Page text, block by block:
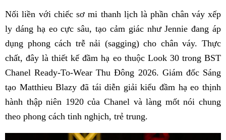
Nối liền với chiếc sơ mi thanh lịch là phần chân váy xếp
ly dáng hạ eo cực sâu, tạo cảm giác như Jennie đang áp
dụng phong cách trễ nải (sagging) cho chân váy. Thực
chất, đây là thiết kế đầm hạ eo thuộc Look 30 trong BST
Chanel Ready-To-Wear Thu Đông 2026. Giám đốc Sáng
tạo Matthieu Blazy đã tái diễn giải kiểu đầm hạ eo thịnh
hành thập niên 1920 của Chanel và làng mốt nói chung
theo phong cách tinh nghịch, trẻ trung.